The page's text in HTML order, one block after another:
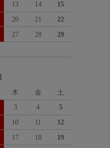
13 14 15
20 21 22
27 28 29
木 金 土
3 4 5
10 11 12
17 18 19